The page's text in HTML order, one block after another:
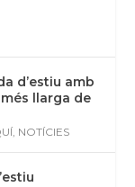
d’estiu amb
llarga de
, NOTÍCIES